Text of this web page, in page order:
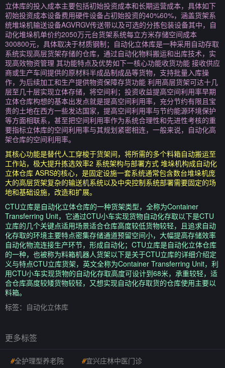
立体库的投入成本主要包括初始投资成本和长期运营成本，具体如下
初始投资成本设备费用硬件设备占初始投资的40%60%，涵盖货架系
统堆垛机输送设备AGVRGV传送带以及可选的分拣包装设备其中，自
动化堆垛机单价约2050万元台货架系统每立方米存储空间成本
300800元，具体取决于材质钢制；自动化立体库是一种采用自动存取
系统实现高层货架存储的仓库，通过自动化物料搬运和出库技术，实
现高效物资管理 其功能特点及优势如下一核心功能收货功能 接收供应
商或生产车间提供的原材料半成品制成品等货物，支持批量入库操
作，为后续加工和生产提供物资保障存货功能 利用高层货架可达十几
层至几十层实现立体存储，将空间利；投资收益提高空间利用率早期
立体仓库构想的基本出发点就是提高空间利用率，充分节约有限且宝
贵的土地在西方一些发达国家，提高空间利用率与节约能源环境保护
等方面相联系，甚至把空间利用率作为系统合理性和先进性考核的重
要指标立体库的空间利用率与其规划紧密相连，一般来说，自动化高
架仓库的空间利用率。
其核心功能是替代人工穿梭于货架间，将所需的多个料箱自动搬运至
工作站，极大提升拣选效率2 系统架构与部署方式 堆垛机构成自动化
立体仓库 ASRS的核心，是固定设施一套系统通常包含数台堆垛机庞
大的高层货架复杂的输送机系统以及中央控制系统部署需要固定的场
地和基础设施，改造和扩展。
CTU立库是自动化立体仓库的一种货架类型，全称为Container
Transferring Unit，它通过CTU小车实现货物自动化存取以下是CTU
立库的几个关键点适用场景适合仓库高度较低货物较轻，且追求自动
化存取的环境主要特点密集存储通道预留空间小，大幅提高存储效率
自动化物流连接生产环节，形成自动化；CTU立库是自动化立体仓库
的一种，也被称为料箱机器人货架以下是关于CTU立库的详细介绍定
义与特点CTU立库货架，英文全称为Container Transferring Unit，利
用CTU小车实现货物的自动化存取高度可设计到68米，承重较轻，适
合仓库高度较矮货物较轻，又想实现自动化存取货的仓库使用主要以
料箱。
标签： 自动化立体库
更多标签
#全护理型养老院 #宜兴庄林中医门诊